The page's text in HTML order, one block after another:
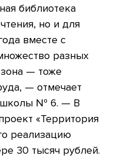
библиотека
но и для
вместе с
разных
— тоже
— отмечает
школы № 6. — В
«Территория
реализацию
30 тысяч рублей.